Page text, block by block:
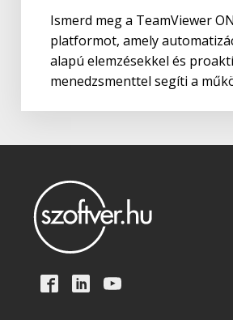
Ismerd meg a TeamViewer
platformot, amely
alapú elemzésekkel és
menedzsmenttel segíti a